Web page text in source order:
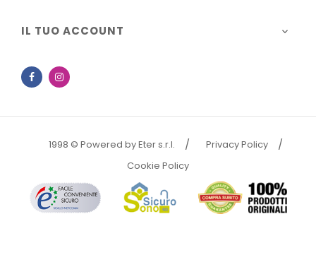
IL TUO ACCOUNT 
Facebook
1998 © Powered by Eter s.r.l.
Privacy Policy
Cookie Policy